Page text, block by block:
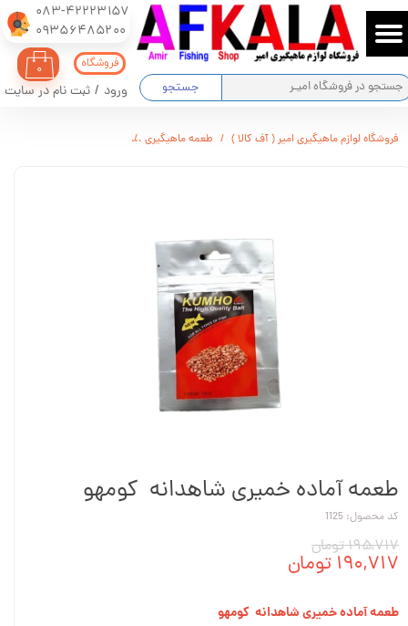
083-42223157
​​​​​​​09356485200
جستجو
۰
ورود / ثبت نام در سایت
حساب کاربری من
تغییر گذر واژه
فروشگاه
فروشگاه لوازم ماهیگیری امیر ( آف کالا ) طعمه ماهیگیری
طعمه آماده خمیری شاهدانه کومهو
کد محصول: 1125
۱۹۵,۷۱۷ تومان
۱۹۰,۷۱۷ تومان
طعمه آماده خمیری شاهدانه کومهو